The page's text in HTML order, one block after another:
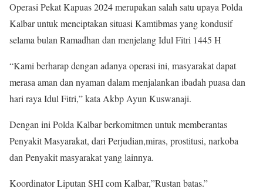
Operasi Pekat Kapuas 2024 merupakan salah satu upaya Polda
Kalbar untuk menciptakan situasi Kamtibmas yang kondusif
selama bulan Ramadhan dan menjelang Idul Fitri 1445 H
“Kami berharap dengan adanya operasi ini, masyarakat dapat
merasa aman dan nyaman dalam menjalankan ibadah puasa dan
hari raya Idul Fitri,” kata Akbp Ayun Kuswanaji.
Dengan ini Polda Kalbar berkomitmen untuk memberantas
Penyakit Masyarakat, dari Perjudian,miras, prostitusi, narkoba
dan Penyakit masyarakat yang lainnya.
Koordinator Liputan SHI com Kalbar,”Rustan batas.”